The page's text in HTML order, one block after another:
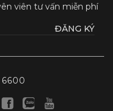
viên tư vấn miễn phí
ĐĂNG KÝ